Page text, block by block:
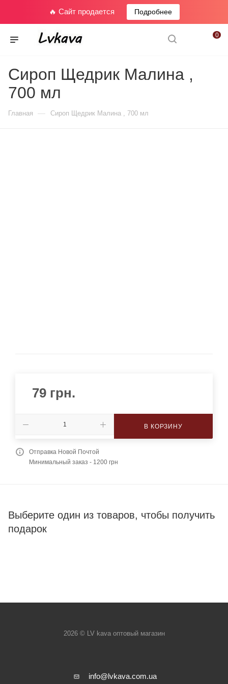
🔥 Сайт продается Подробнее
0
Сироп Щедрик Малина ,
700 мл
Главная — Сироп Щедрик Малина , 700 мл
79 грн.
В КОРЗИНУ
Отправка Новой Почтой
Минимальный заказ - 1200 грн
Выберите один из товаров, чтобы получить
подарок
2026 © LV kava оптовый магазин
info@lvkava.com.ua